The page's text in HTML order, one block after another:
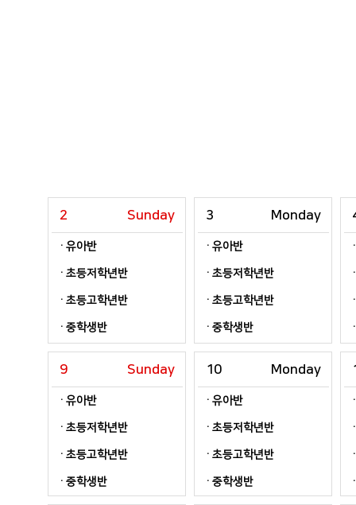
2 Sunday
유아반
초등저학년반
초등고학년반
중학생반
3 Monday
유아반
초등저학년반
초등고학년반
중학생반
9 Sunday
유아반
초등저학년반
초등고학년반
중학생반
10 Monday
유아반
초등저학년반
초등고학년반
중학생반